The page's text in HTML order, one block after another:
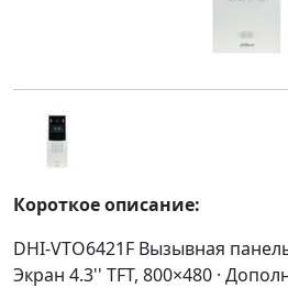
Короткое описание:
DHI-VTO6421F Вызывная
Экран 4.3'' TFT, 800×480 ·